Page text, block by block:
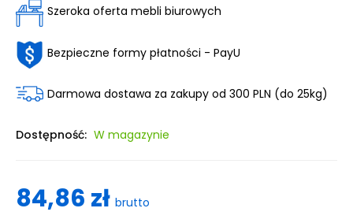
Szeroka oferta mebli biurowych
Bezpieczne formy płatności - PayU
Darmowa dostawa za zakupy od 300 PLN (do 25kg)
Dostępność: W magazynie
84,86 zł brutto